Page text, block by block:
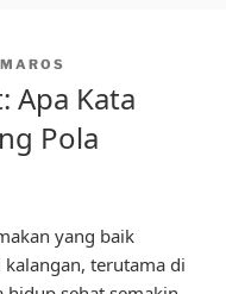
Apa Kata
Pola
yang baik
terutama di